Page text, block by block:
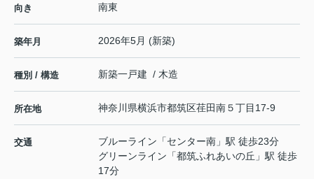
向き 南東
築年月 2026年5月 (新築)
種別 / 構造 新築一戸建 / 木造
所在地 神奈川県横浜市都筑区荏田南５丁目17-9
交通 ブルーライン 「センター南 」駅 徒歩23分
グリーンライン 「都筑ふれあいの丘 」駅 徒歩
17分